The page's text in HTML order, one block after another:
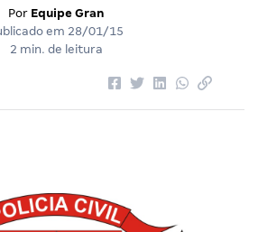
Por Equipe Gran
em 28/01/15
2 min. de leitura